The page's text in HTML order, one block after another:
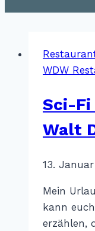
WDW
Sci-
Walt
Von
13. Januar
Mein
kann
erzählen,